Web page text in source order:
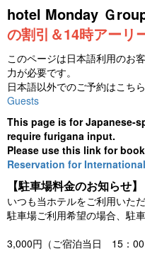
hotel Monday Ｇ
の割引＆14時アーリ
このページは日本語利用のお
力が必要です。
日本語以外でのご予約はこち
Guests
This page is for Japanese-
require furigana input.
Please use this link for
Reservation for
【駐車場料金のお知らせ】
いつも当ホテルをご利用いた
駐車場ご利用希望の場合、駐
3,000円（ご宿泊当日 15：00